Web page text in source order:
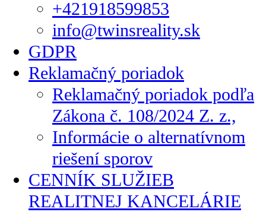
+421918599853
info@twinsreality.sk
GDPR
Reklamačný poriadok
Reklamačný poriadok podľa
Zákona č. 108/2024 Z. z.,
Informácie o alternatívnom
riešení sporov
CENNÍK SLUŽIEB
REALITNEJ KANCELÁRIE